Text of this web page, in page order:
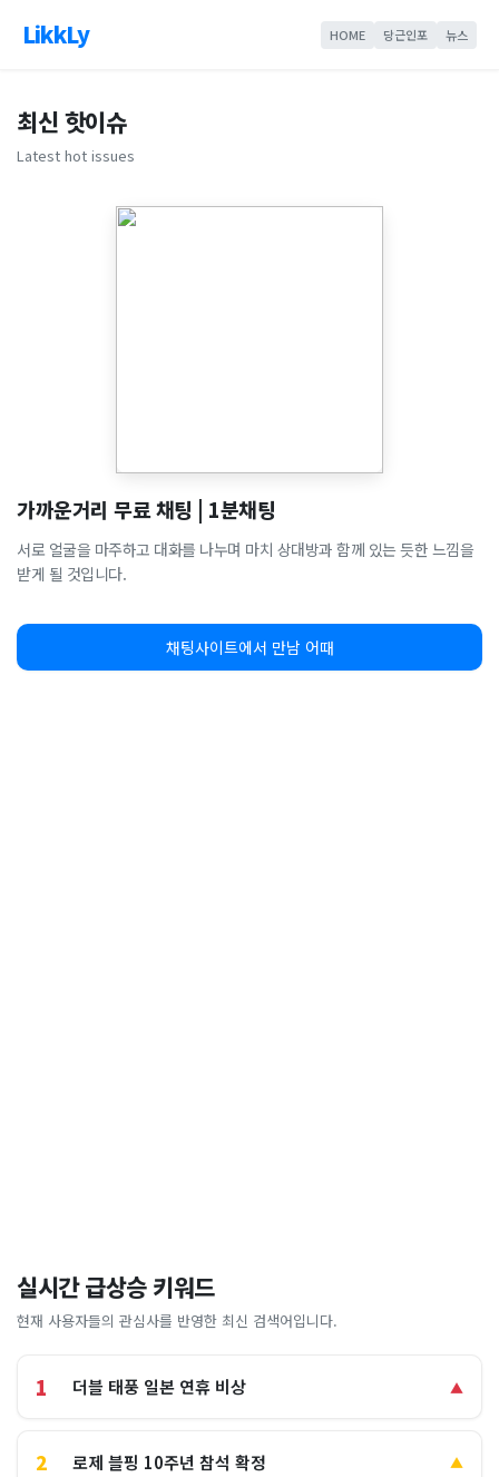
LikkLy HOME 당근인포 뉴스
최신 핫이슈
Latest hot issues
가까운거리 무료 채팅 | 1분채팅
서로 얼굴을 마주하고 대화를 나누며 마치 상대방과 함께 있는 듯한 느낌을
받게 될 것입니다.
채팅사이트에서 만남 어때
실시간 급상승 키워드
현재 사용자들의 관심사를 반영한 최신 검색어입니다.
1 더블 태풍 일본 연휴 비상 ▲
2 로제 블핑 10주년 참석 확정 ▲